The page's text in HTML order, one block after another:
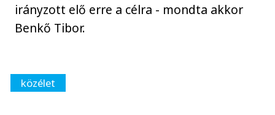
irányzott elő erre a célra - mondta akkor
Benkő Tibor.
közélet